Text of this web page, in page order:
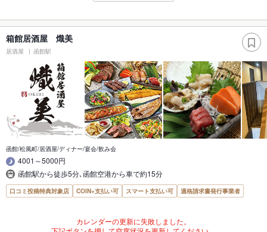
箱館居酒屋 熾美
居酒屋 函館駅
函館/松風町/居酒屋/ディナー/宴会/飲み会
4001～5000円
函館駅から徒歩5分､函館空港から車で約15分
口コミ投稿特典対象店 COIN+支払い可 スマート支払い可 適格請求書発行事業者
カレンダーの更新に失敗しました。